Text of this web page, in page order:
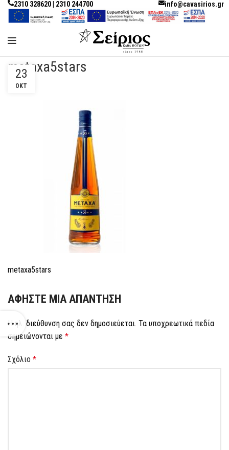
2310 328620 | 2310 244700 info@cavasirios.gr
metaxa5stars
23
ΟΚΤ
metaxa5stars
ΑΦΉΣΤΕ ΜΙΑ ΑΠΆΝΤΗΣΗ
Η ηλ. διεύθυνση σας δεν δημοσιεύεται. Τα υποχρεωτικά πεδία
σημειώνονται με *
Σχόλιο *